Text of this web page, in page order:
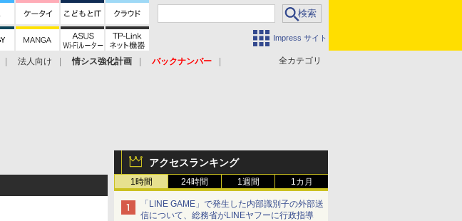
Impress サイト
全カテゴリ
法人向け 情シス強化計画
バックナンバー
アクセスランキング
1時間 24時間 1週間 1カ月
「LINE GAME」で発生した内部識別子の外部送
信について、総務省がLINEヤフーに行政指導